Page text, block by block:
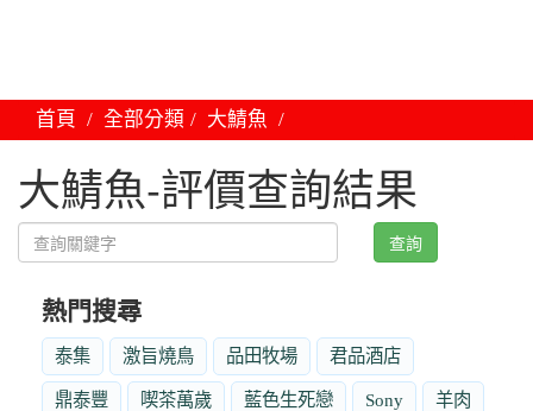
首頁 全部分類 大鯖魚
大鯖魚-評價查詢結果
查詢
熱門搜尋
泰集 激旨燒鳥 品田牧場 君品酒店
鼎泰豐 喫茶萬歲 藍色生死戀 Sony 羊肉